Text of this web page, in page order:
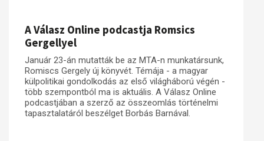
A Válasz Online podcastja Romsics
Gergellyel
Január 23-án mutatták be az MTA-n munkatársunk,
Romiscs Gergely új könyvét. Témája - a magyar
külpolitikai gondolkodás az első világháború végén -
több szempontból ma is aktuális. A Válasz Online
podcastjában a szerző az összeomlás történelmi
tapasztalatáról beszélget Borbás Barnával.